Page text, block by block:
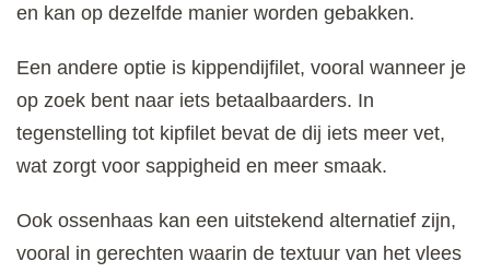
en kan op dezelfde manier worden gebakken.
Een andere optie is kippendijfilet, vooral wanneer je
op zoek bent naar iets betaalbaarders. In
tegenstelling tot kipfilet bevat de dij iets meer vet,
wat zorgt voor sappigheid en meer smaak.
Ook ossenhaas kan een uitstekend alternatief zijn,
vooral in gerechten waarin de textuur van het vlees